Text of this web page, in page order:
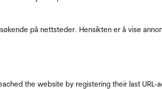
på nettsteder. Hensikten er å vise
the website by registering their last URL-